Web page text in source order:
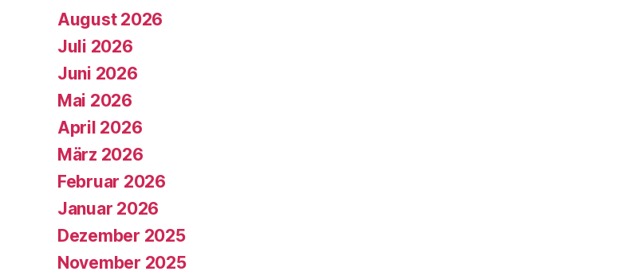
August 2026
Juli 2026
Juni 2026
Mai 2026
April 2026
März 2026
Februar 2026
Januar 2026
Dezember 2025
November 2025